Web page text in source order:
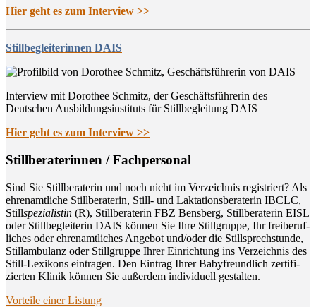
Hier geht es zum Interview >>
Stillbegleiterinnen DAIS
Interview mit Dorothee Schmitz, der Geschäftsführerin des
Deutschen Ausbildungsinstituts für Stillbegleitung DAIS
Hier geht es zum Interview >>
Still­be­ra­te­rin­nen / Fachpersonal
Sind Sie Still­be­ra­te­rin und noch nicht im Ver­zeich­nis regis­triert? Als
ehren­amt­li­che Still­be­ra­te­rin, Still- und Lak­ta­ti­ons­be­ra­te­rin IBCLC,
Stillspe­zia­lis­tin (R), Still­be­ra­te­rin FBZ Bens­berg, Still­be­ra­te­rin EISL
oder Still­be­glei­te­rin DAIS kön­nen Sie Ihre Still­grup­pe, Ihr frei­be­ruf­
li­ches oder ehren­amt­li­ches Ange­bot und/oder die Still­sprech­stun­de,
Still­am­bu­lanz oder Still­grup­pe Ihrer Ein­rich­tung ins Ver­zeich­nis des
Still-Lexi­kons ein­tra­gen. Den Ein­trag Ihrer Baby­freund­lich zer­ti­fi­
zier­ten Kli­nik kön­nen Sie außer­dem indi­vi­du­ell gestalten.
Vor­tei­le einer Listung